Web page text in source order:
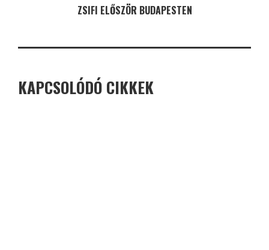
ZSIFI ELŐSZÖR BUDAPESTEN
KAPCSOLÓDÓ CIKKEK